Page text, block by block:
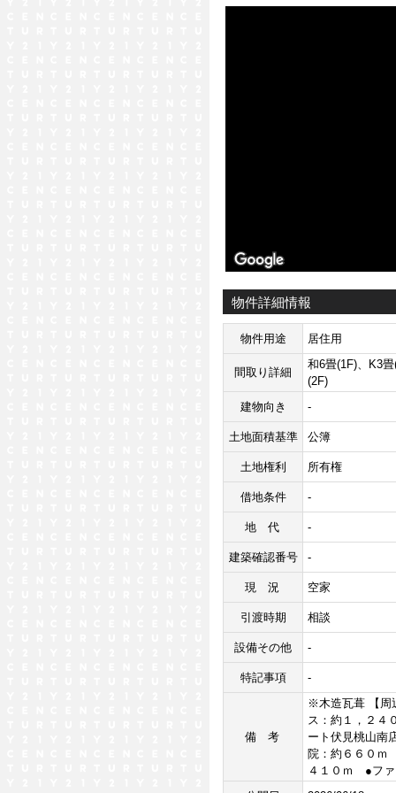
物件詳細情報
物件用途 居住用
間取り詳細
和6畳(1F)、K3
(2F)
建物向き
-
土地面積基準 公簿
土地権利 所有権
借地条件 -
地代 -
建築確認番号 -
現況 空家
引渡時期 相談
設備その他 -
特記事項 -
備考
※木造瓦葺 【周
ス：約１，２
ート伏見桃山
院：約６６０
４１０ｍ ●ファ